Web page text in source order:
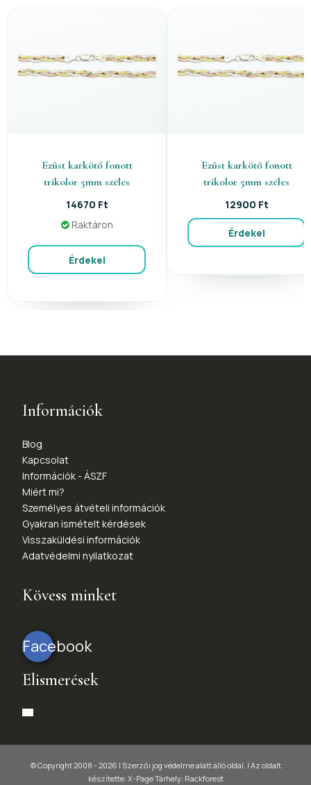
Ezüst karkötő fonott
trikolor 5mm széles
14670 Ft
Raktáron
Érdekel
Ezüst karkötő fonott
trikolor 5mm széles
12900 Ft
Érdekel
Információk
Blog
Kapcsolat
Információk - ÁSZF
Miért mi?
Személyes átvételi információk
Gyakran ismételt kérdések
Visszaküldési információk
Adatvédelmi nyilatkozat
Kövess minket
Facebook
Elismerések